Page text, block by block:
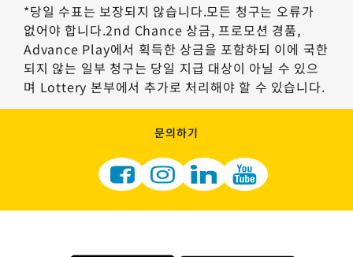
*당일 수표는 보장되지 않습니다.모든 청구는 오류가
없어야 합니다.2nd Chance 상금, 프로모션 경품,
Advance Play에서 획득한 상금을 포함하되 이에 국한
되지 않는 일부 청구는 당일 지급 대상이 아닐 수 있으
며 Lottery 본부에서 추가로 처리해야 할 수 있습니다.
문의하기